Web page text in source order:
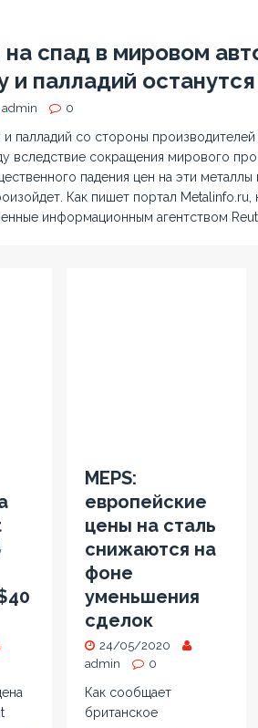
спад в мировом
и палладий
admin 0
палладий со стороны производителей
вследствие сокращения мирового
падения цен на эти
Как пишет портал
информационным агентством
MEPS:
европейские
цены на сталь
снижаются на
фоне
уменьшения
сделок
24/05/2020
admin
0
Как сообщает
британское